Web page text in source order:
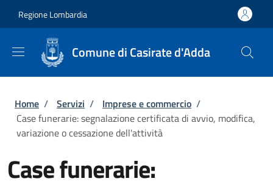
Regione Lombardia
Comune di Casirate d'Adda
Briciole di pane
Home / Servizi / Imprese e commercio /
Case funerarie: segnalazione certificata di avvio, modifica,
variazione o cessazione dell'attività
Case funerarie: